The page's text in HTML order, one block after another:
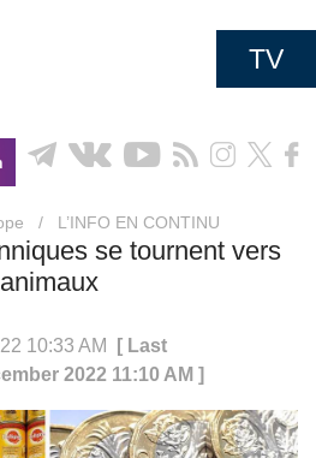
TV
/ L’INFO EN CONTINU
se tournent vers
10:33 AM
[ Last
2022 11:10 AM ]